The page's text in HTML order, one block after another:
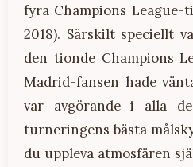
fyra Champions League-
2018). Särskilt speciellt
den tionde Champions
Madrid-fansen hade
var avgörande i alla
turneringens bästa
du uppleva atmosfären